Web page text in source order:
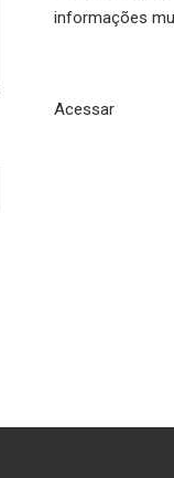
informações
Acessar